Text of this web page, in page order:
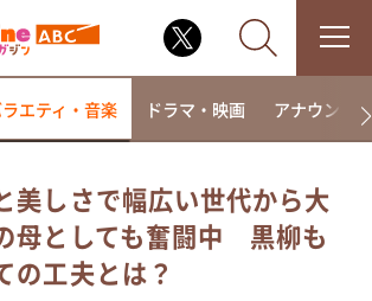
の過ぎるTV
エティ・音楽 ドラマ・映画 アナウンサー
美しさで幅広い世代から大
母としても奮闘中 黒柳も
の工夫とは？